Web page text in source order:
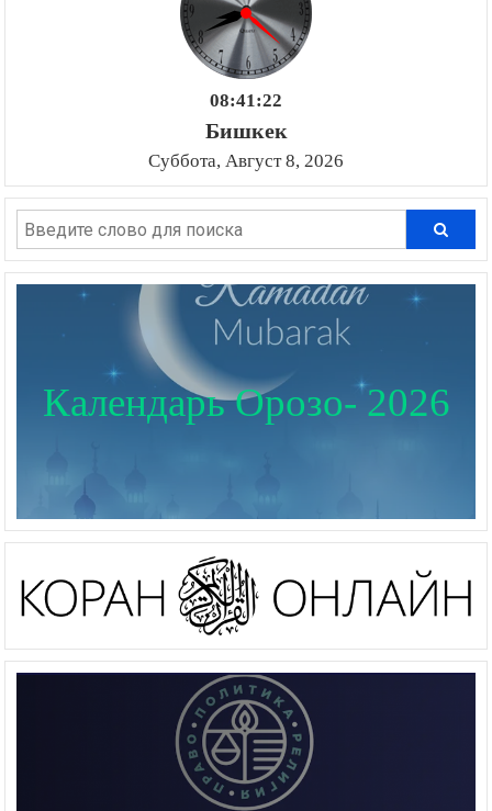
08:41:23
Бишкек
Суббота, Август 8, 2026
Календарь Орозо- 2026